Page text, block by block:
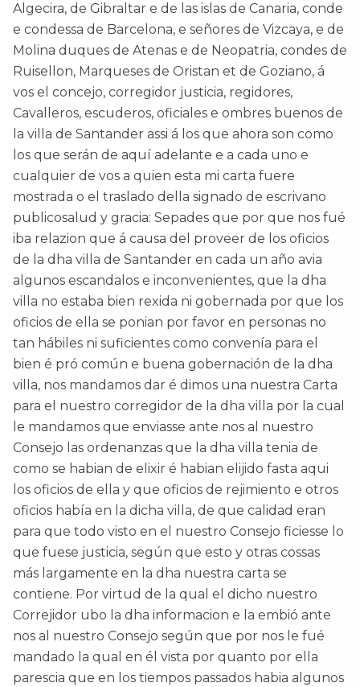
Algecira, de Gibraltar e de las islas de Canaria, conde
e condessa de Barcelona, e señores de Vizcaya, e de
Molina duques de Atenas e de Neopatria, condes de
Ruisellon, Marqueses de Oristan et de Goziano, á
vos el concejo, corregidor justicia, regidores,
Cavalleros, escuderos, oficiales e ombres buenos de
la villa de Santander assi á los que ahora son como
los que serán de aquí adelante e a cada uno e
cualquier de vos a quien esta mi carta fuere
mostrada o el traslado della signado de escrivano
publicosalud y gracia: Sepades que por que nos fué
iba relazion que á causa del proveer de los oficios
de la dha villa de Santander en cada un año avia
algunos escandalos e inconvenientes, que la dha
villa no estaba bien rexida ni gobernada por que los
oficios de ella se ponian por favor en personas no
tan hábiles ni suficientes como convenía para el
bien é pró común e buena gobernación de la dha
villa, nos mandamos dar é dimos una nuestra Carta
para el nuestro corregidor de la dha villa por la cual
le mandamos que enviasse ante nos al nuestro
Consejo las ordenanzas que la dha villa tenia de
como se habian de elixir é habian elijido fasta aqui
los oficios de ella y que oficios de rejimiento e otros
oficios había en la dicha villa, de que calidad eran
para que todo visto en el nuestro Consejo ficiesse lo
que fuese justicia, según que esto y otras cossas
más largamente en la dha nuestra carta se
contiene. Por virtud de la qual el dicho nuestro
Correjidor ubo la dha informacion e la embió ante
nos al nuestro Consejo según que por nos le fué
mandado la qual en él vista por quanto por ella
parescia que en los tiempos passados habia algunos